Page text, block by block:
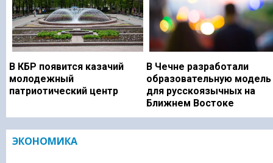
В КБР появится казачий
молодежный
патриотический центр
В Чечне разработали
образовательную модель
для русскоязычных на
Ближнем Востоке
ЭКОНОМИКА